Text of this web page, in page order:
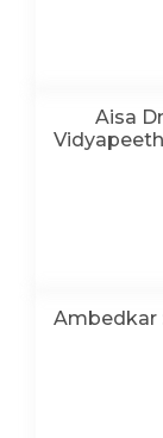
Aisa
Ambedkar